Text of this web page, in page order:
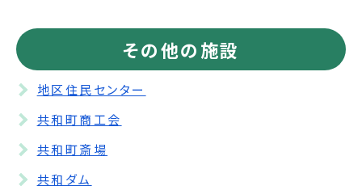
その他の施設
地区住民センター
共和町商工会
共和町斎場
共和ダム